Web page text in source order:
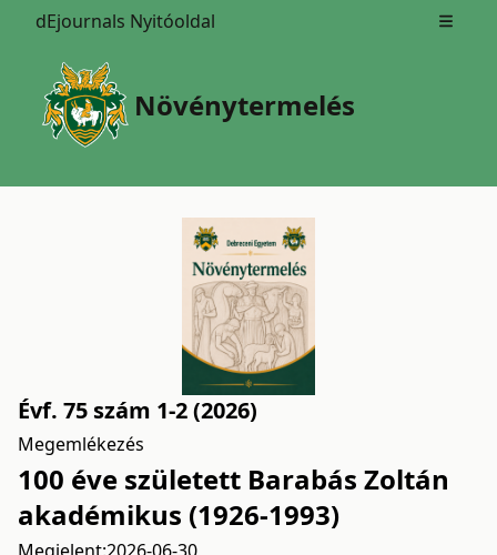
dEjournals Nyitóoldal Open
Növénytermelés
Évf. 75 szám 1-2 (2026)
Megemlékezés
100 éve született Barabás Zoltán
akadémikus (1926-1993)